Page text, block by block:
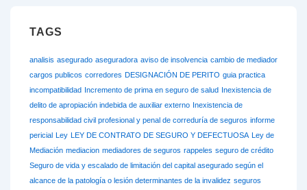
TAGS
analisis asegurado aseguradora aviso de insolvencia cambio de mediador
cargos publicos corredores DESIGNACIÓN DE PERITO guia practica
incompatibilidad Incremento de prima en seguro de salud Inexistencia de
delito de apropiación indebida de auxiliar externo Inexistencia de
responsabilidad civil profesional y penal de correduría de seguros informe
pericial Ley LEY DE CONTRATO DE SEGURO Y DEFECTUOSA Ley de
Mediación mediacion mediadores de seguros rappeles seguro de crédito
Seguro de vida y escalado de limitación del capital asegurado según el
alcance de la patología o lesión determinantes de la invalidez seguros